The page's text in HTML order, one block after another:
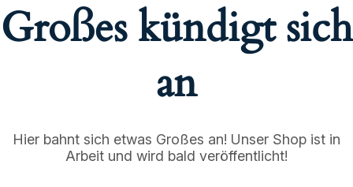
Großes kündigt sich
an
Hier bahnt sich etwas Großes an! Unser Shop ist in
Arbeit und wird bald veröffentlicht!